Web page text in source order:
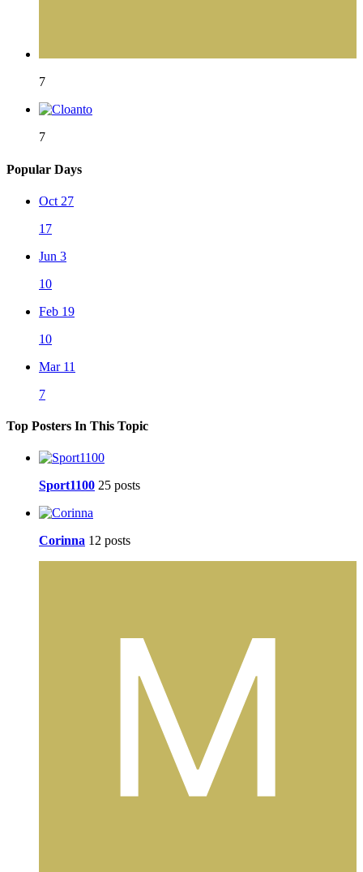
7
7
Popular Days
Oct 27
17
Jun 3
10
Feb 19
10
Mar 11
7
Top Posters In This Topic
Sport1100 25 posts
Corinna 12 posts